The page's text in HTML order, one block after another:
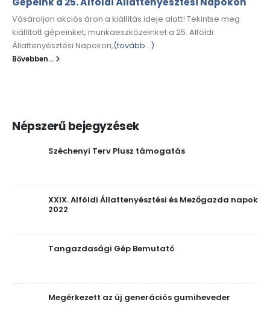
Vásároljon akciós áron a kiállítás ideje alatt! Tekintse meg
kiállított gépeinket, munkaeszközeinket a 25. Alföldi
Állattenyésztési Napokon,(tovább…)
Bővebben...
Népszerű bejegyzések
Széchenyi Terv Plusz támogatás
XXIX. Alföldi Állattenyésztési és Mezőgazda napok
2022
Tangazdasági Gép Bemutató
Megérkezett az új generációs gumiheveder